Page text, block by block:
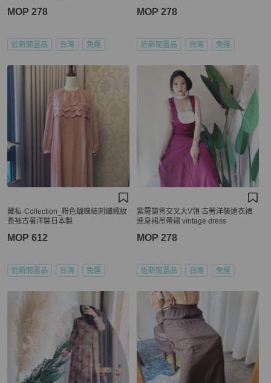
MOP 278
近新閒置品 台灣 免運
MOP 278
近新閒置品 台灣 免運
藏私·Collection_粉色蝴蝶結刺繡織紋
長袖古著洋裝日本製
MOP 612
近新閒置品 台灣 免運
紫羅蘭背交叉大V領 古著洋裝連衣裙
連身裙吊帶裙 vintage dress
MOP 278
近新閒置品 台灣 免運